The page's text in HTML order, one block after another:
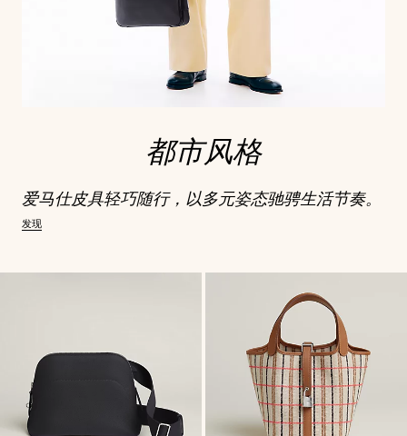
都市风格
爱马仕皮具轻巧随行，以多元姿态驰骋生活节奏。
发现